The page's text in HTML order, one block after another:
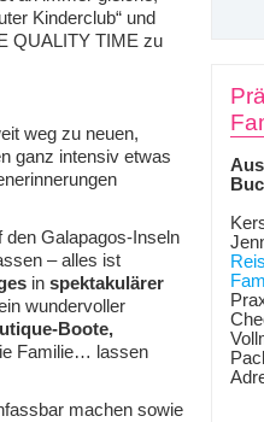
Kinderclub“ und
QUALITY TIME zu
weg zu neuen,
ganz intensiv etwas
den Galapagos-Inseln
– alles ist
in spektakulärer
wundervoller
Boote,
Familie… lassen
machen sowie